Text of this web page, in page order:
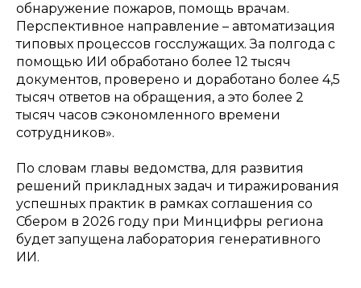
обнаружение пожаров, помощь врачам.
Перспективное направление – автоматизация
типовых процессов госслужащих. За полгода с
помощью ИИ обработано более 12 тысяч
документов, проверено и доработано более 4,5
тысяч ответов на обращения, а это более 2
тысяч часов сэкономленного времени
сотрудников».
По словам главы ведомства, для развития
решений прикладных задач и тиражирования
успешных практик в рамках соглашения со
Сбером в 2026 году при Минцифры региона
будет запущена лаборатория генеративного
ИИ.